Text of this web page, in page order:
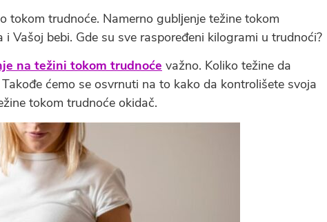
tokom trudnoće. Namerno gublјenje težine tokom
Vašoj bebi. Gde su sve raspoređeni kilogrami u trudnoći?
na težini tokom trudnoće važno. Koliko težine da
ćemo se osvrnuti na to kako da kontrolišete svoja
tokom trudnoće okidač.